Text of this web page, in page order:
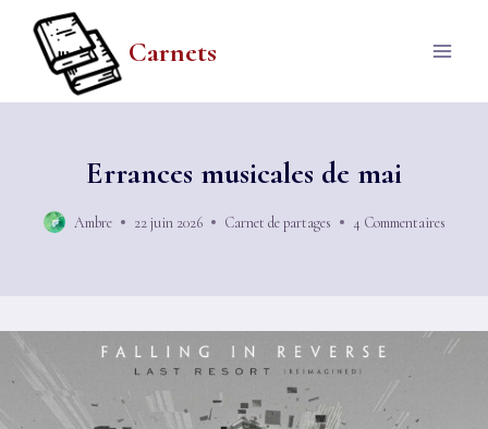
contenu
Carnets
Errances musicales de mai
Ambre 22 juin 2026 Carnet de partages 4 Commentaires